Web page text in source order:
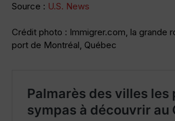
Source : U.S. News
Crédit photo : Immigrer.com, la grande
port de Montréal, Québec